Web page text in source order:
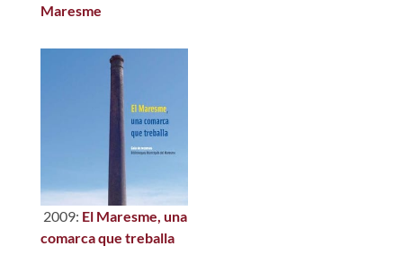
Maresme
2009: El Maresme, una
comarca que treballa